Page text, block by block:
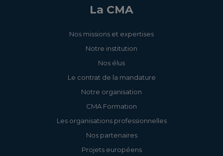
La CMA
Nos missions et expertises
Notre institution
Nos élus
Le contrat de la mandature
Notre organisation
CMA Formation
Les organisations professionnelles
Nos partenaires
Projets européens